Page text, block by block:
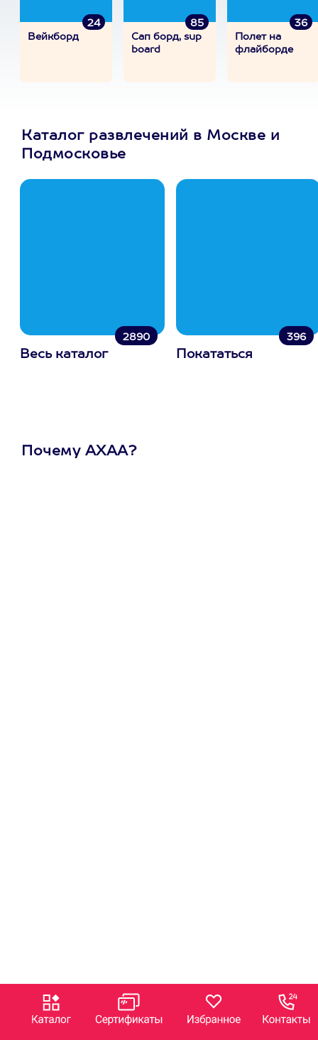
24
Вейкборд
85
Сап борд, sup
board
36
Полет на
флайборде
Каталог развлечений в Москве и
Подмосковье
2890
Весь каталог
396
Покататься
Почему АХАА?